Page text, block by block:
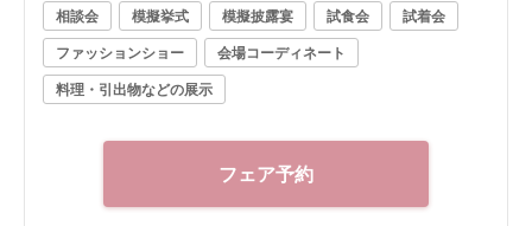
相談会 模擬挙式 模擬披露宴 試食会
試着会
ファッションショー
会場コーディネート
料理・引出物などの展示
フェア予約